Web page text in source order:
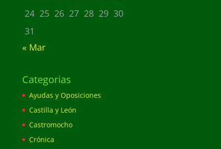
24 25 26 27 28 29 30
31
« Mar
Categorias
Ayudas y Oposiciones
Castilla y León
Castromocho
Crónica